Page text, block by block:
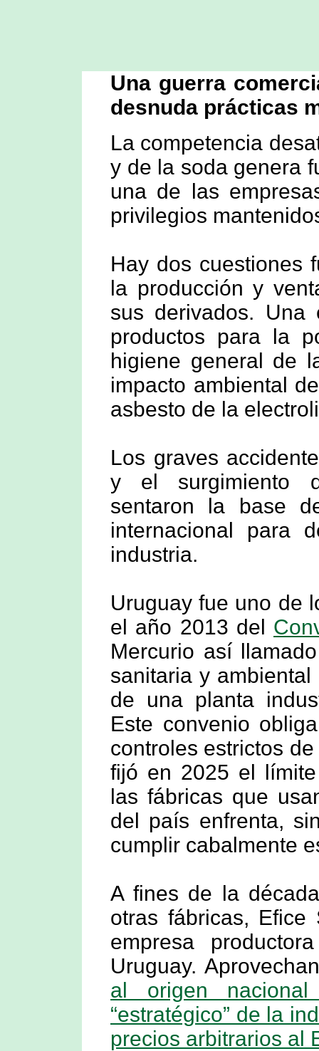
Una guerra
desnuda prácticas
La competencia
y de la soda genera
una de las
privilegios
Hay dos cuestiones
la producción y
sus derivados.
productos para la
higiene general de
impacto ambiental
asbesto de la
Los graves
y el surgimiento
sentaron la base
internacional para
industria.
Uruguay fue uno de
el año 2013 del
Mercurio así
sanitaria y
de una planta
Este convenio
controles estrictos
fijó en 2025 el
las fábricas que
del país enfrenta,
cumplir cabalmente
A fines de la
otras fábricas,
empresa
Uruguay.
al origen
“estratégico” de la
precios arbitrarios al